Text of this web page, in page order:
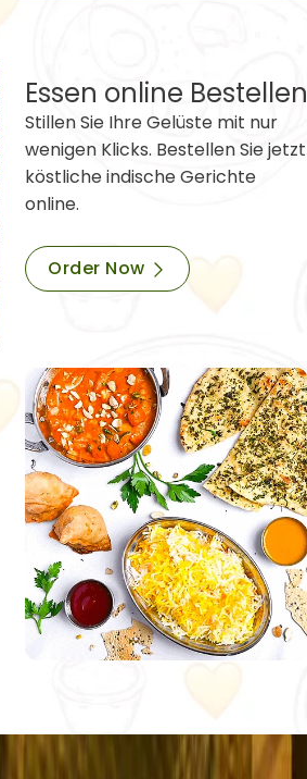
Essen online Bestellen
Stillen Sie Ihre Gelüste mit nur
wenigen Klicks. Bestellen Sie jetzt
köstliche indische Gerichte
online.
Order Now